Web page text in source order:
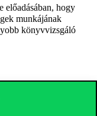
előadásában, hogy
munkájának
könyvvizsgáló